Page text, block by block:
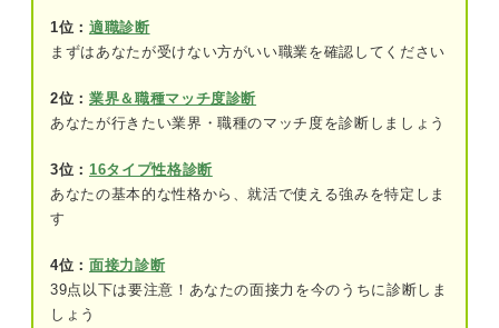
北大生の就職にまつわるQ&A
大学の就活サポート体制は充実しています
卒業生の就職先を参考に視野を広げよう
1位： 適職診断
まずはあなたが受けない方がいい職業を確認してください
2位： 業界＆職種マッチ度診断
あなたが行きたい業界・職種のマッチ度を診断しましょう
3位： 16タイプ性格診断
あなたの基本的な性格から、就活で使える強みを特定しま
す
4位： 面接力診断
39点以下は要注意！あなたの面接力を今のうちに診断しま
しょう